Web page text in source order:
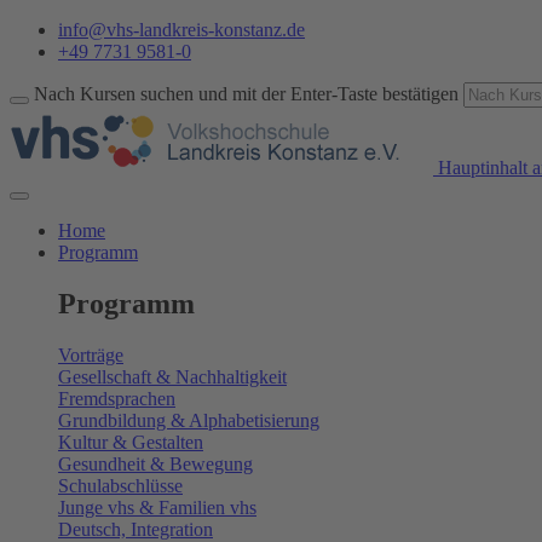
info@vhs-landkreis-konstanz.de
+49 7731 9581-0
Nach Kursen suchen und mit der Enter-Taste bestätigen
Hauptinhalt
Home
Programm
Programm
Vorträge
Gesellschaft & Nachhaltigkeit
Fremdsprachen
Grundbildung & Alphabetisierung
Kultur & Gestalten
Gesundheit & Bewegung
Schulabschlüsse
Junge vhs & Familien vhs
Deutsch, Integration